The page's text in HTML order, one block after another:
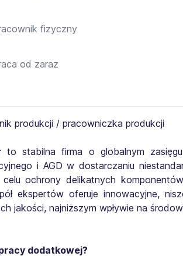
fizyczny
od zaraz
to stabilna firma o globalnym
i AGD w dostarczaniu
ochrony delikatnych
ekspertów oferuje innowacyjne,
jakości, najniższym wpływie na
dodatkowej?